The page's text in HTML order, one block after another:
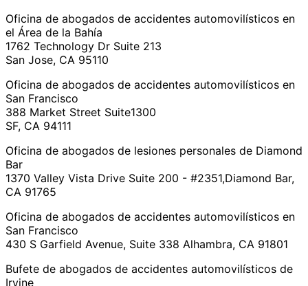
Oficina de abogados de accidentes automovilísticos en
el Área de la Bahía
1762 Technology Dr Suite 213
San Jose, CA 95110
Oficina de abogados de accidentes automovilísticos en
San Francisco
388 Market Street Suite1300
SF, CA 94111
Oficina de abogados de lesiones personales de Diamond
Bar
1370 Valley Vista Drive Suite 200 - #2351,Diamond Bar,
CA 91765
Oficina de abogados de accidentes automovilísticos en
San Francisco
430 S Garfield Avenue, Suite 338 Alhambra, CA 91801
Bufete de abogados de accidentes automovilísticos de
Irvine